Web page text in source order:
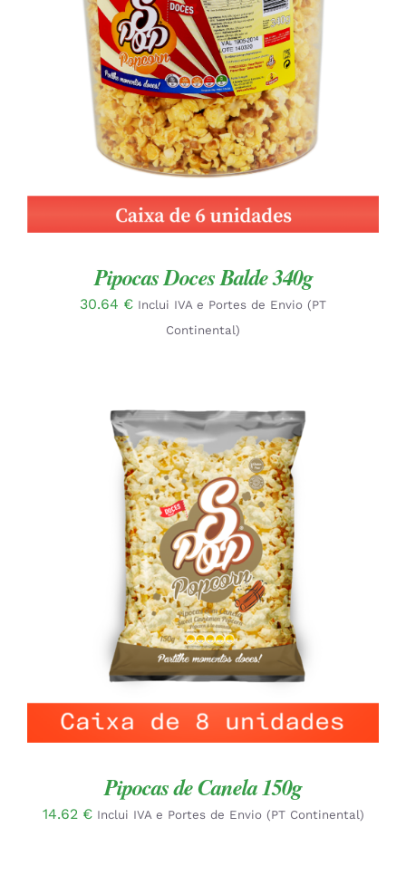
ADICIONAR
/
DETALHES
Pipocas Doces Balde 340g
30.64 € Inclui IVA e Portes de Envio (PT
Continental)
ADICIONAR
/
Pipocas de Canela 150g
14.62 € Inclui IVA e Portes de Envio (PT Continental)